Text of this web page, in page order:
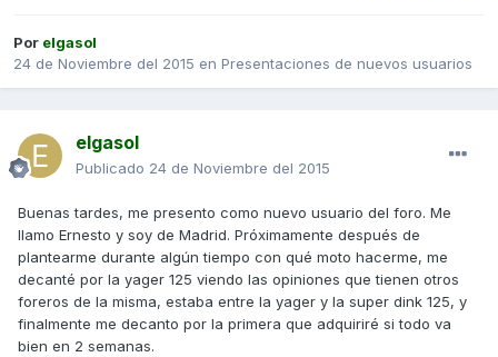
Por elgasol
24 de Noviembre del 2015 en Presentaciones de nuevos usuarios
elgasol
Publicado 24 de Noviembre del 2015
Buenas tardes, me presento como nuevo usuario del foro. Me
llamo Ernesto y soy de Madrid. Próximamente después de
plantearme durante algún tiempo con qué moto hacerme, me
decanté por la yager 125 viendo las opiniones que tienen otros
foreros de la misma, estaba entre la yager y la super dink 125, y
finalmente me decanto por la primera que adquiriré si todo va
bien en 2 semanas.